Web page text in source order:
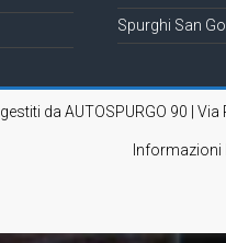
Spurghi San
da AUTOSPURGO 90 |
Informazioni